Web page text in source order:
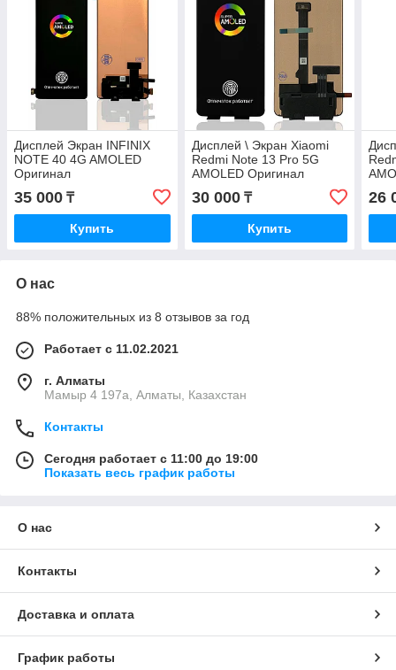
Дисплей Экран INFINIX
NOTE 40 4G AMOLED
Оригинал
35 000 ₸
Купить
Дисплей \ Экран Xiaomi
Redmi Note 13 Pro 5G
AMOLED Оригинал
30 000₸
Купить
26
О нас
88% положительных из 8 отзывов за год
Работает с 11.02.2021
г. Алматы
Мамыр 4 197а, Алматы, Казахстан
Контакты
Сегодня работает с 11:00 до 19:00
Показать весь график работы
О нас
Контакты
Доставка и оплата
График работы